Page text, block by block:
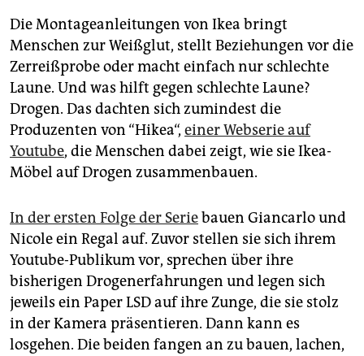
unterstützen
abo
genossenschaft
epaper login
Die Montageanleitungen von Ikea bringt
Menschen zur Weißglut, stellt Beziehungen vor die
Zerreißprobe oder macht einfach nur schlechte
Laune. Und was hilft gegen schlechte Laune?
Drogen. Das dachten sich zumindest die
Produzenten von “Hikea“, einer Webserie auf
Youtube, die Menschen dabei zeigt, wie sie Ikea-
Möbel auf Drogen zusammenbauen.
In der ersten Folge der Seriebauen Giancarlo und
Nicole ein Regal auf. Zuvor stellen sie sich ihrem
Youtube-Publikum vor, sprechen über ihre
bisherigen Drogenerfahrungen und legen sich
jeweils ein Paper LSD auf ihre Zunge, die sie stolz
in der Kamera präsentieren. Dann kann es
losgehen. Die beiden fangen an zu bauen, lachen,